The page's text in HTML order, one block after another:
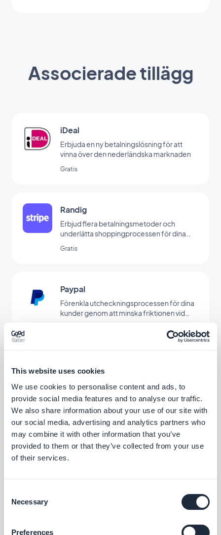
This website uses cookies
We use cookies to personalise content and ads, to
provide social media features and to analyse our traffic.
We also share information about your use of our site with
our social media, advertising and analytics partners who
may combine it with other information that you’ve
provided to them or that they’ve collected from your use
of their services.
Selection
Necessary
Preferences
Associerade tillägg
iDeal
Erbjuda en ny betalningslösning för att
vinna över den nederländska marknaden
Gratis
Randig
Erbjud flera betalningsmetoder och
underlätta shoppingprocessen för dina
Gratis
Paypal
Förenkla utcheckningsprocessen för dina
kunder genom att minska friktionen vid
Stripe Extended
Erbjud ytterligare betalningsmetoder i din
butik med Stripe Extended
Gratis
Bancontact
Erbjuda en ny betalningslösning som